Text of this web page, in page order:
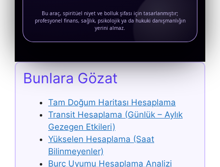
“BEREKET KAPISI AÇILMA ZAMANI”
Bu araç, spiritüel niyet ve bolluk şifası için tasarlanmıştır;
profesyonel finans, sağlık, psikolojik ya da hukuki danışmanlığın
yerini almaz.
Bunlara Gözat
Tam Doğum Haritası Hesaplama
Transit Hesaplama (Günlük – Aylık
Gezegen Etkileri)
Yükselen Hesaplama (Saat
Bilinmeyenler)
Burç Uyumu Hesaplama Analizi